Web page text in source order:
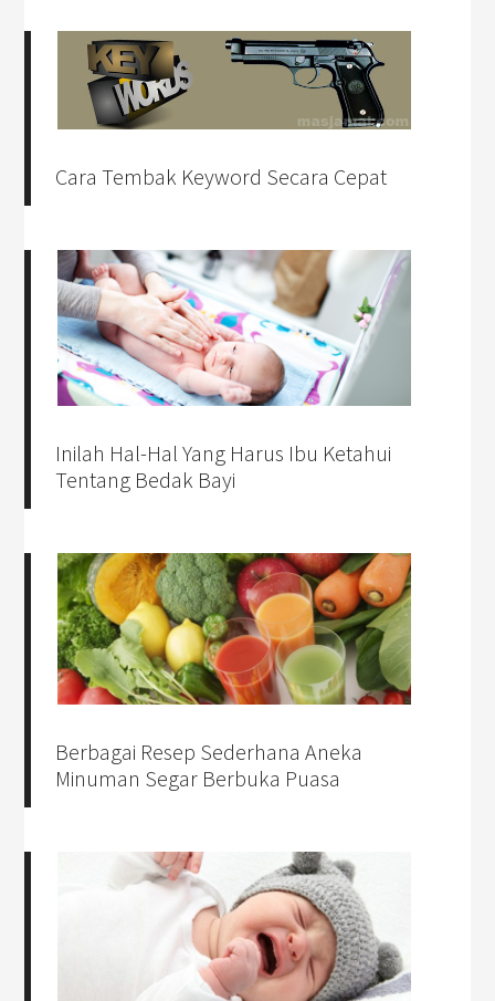
Cara Tembak Keyword Secara Cepat
Inilah Hal-Hal Yang Harus Ibu Ketahui
Tentang Bedak Bayi
Berbagai Resep Sederhana Aneka
Minuman Segar Berbuka Puasa